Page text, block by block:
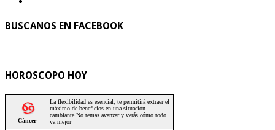
BUSCANOS EN FACEBOOK
HOROSCOPO HOY